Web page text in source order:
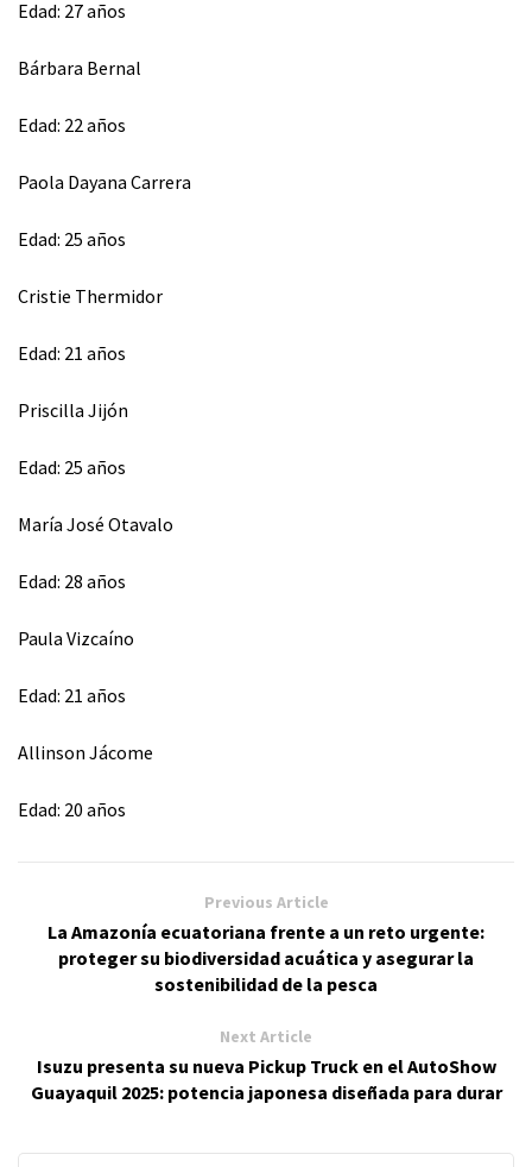
Edad: 27 años
Bárbara Bernal
Edad: 22 años
Paola Dayana Carrera
Edad: 25 años
Cristie Thermidor
Edad: 21 años
Priscilla Jijón
Edad: 25 años
⁠María José Otavalo
Edad: 28 años
⁠Paula Vizcaíno
Edad: 21 años
Allinson Jácome
Edad: 20 años
Previous Article
La Amazonía ecuatoriana frente a un reto urgente:
proteger su biodiversidad acuática y asegurar la
sostenibilidad de la pesca
Next Article
Isuzu presenta su nueva Pickup Truck en el AutoShow
Guayaquil 2025: potencia japonesa diseñada para durar